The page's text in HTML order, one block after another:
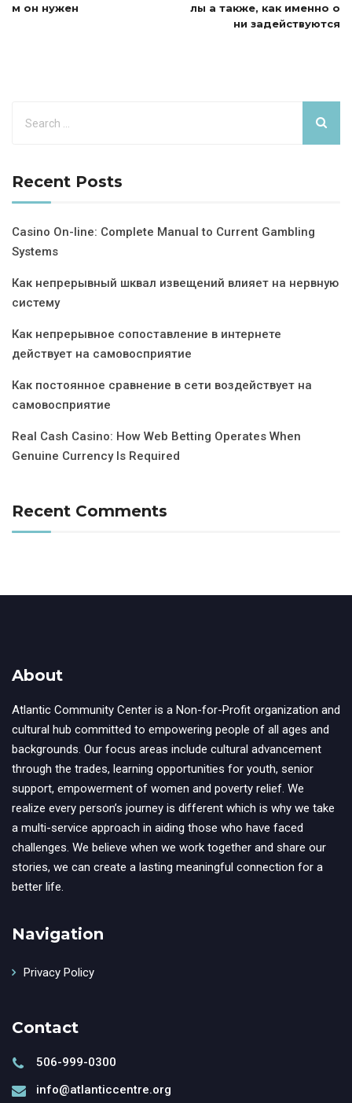
м он нужен
лы а также, как именно о
ни задействуются
Recent Posts
Casino On-line: Complete Manual to Current Gambling
Systems
Как непрерывный шквал извещений влияет на нервную
систему
Как непрерывное сопоставление в интернете
действует на самовосприятие
Как постоянное сравнение в сети воздействует на
самовосприятие
Real Cash Casino: How Web Betting Operates When
Genuine Currency Is Required
Recent Comments
About
Atlantic Community Center is a Non-for-Profit organization and
cultural hub committed to empowering people of all ages and
backgrounds. Our focus areas include cultural advancement
through the trades, learning opportunities for youth, senior
support, empowerment of women and poverty relief. We
realize every person’s journey is different which is why we take
a multi-service approach in aiding those who have faced
challenges. We believe when we work together and share our
stories, we can create a lasting meaningful connection for a
better life.
Navigation
Privacy Policy
Contact
506-999-0300
info@atlanticcentre.org